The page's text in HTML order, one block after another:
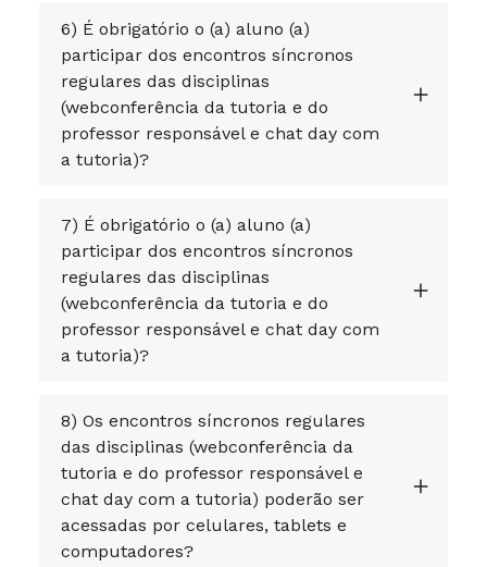
6) É obrigatório o (a) aluno (a)
participar dos encontros síncronos
regulares das disciplinas
(webconferência da tutoria e do
professor responsável e chat day com
a tutoria)?
7) É obrigatório o (a) aluno (a)
participar dos encontros síncronos
regulares das disciplinas
(webconferência da tutoria e do
professor responsável e chat day com
a tutoria)?
8) Os encontros síncronos regulares
das disciplinas (webconferência da
tutoria e do professor responsável e
chat day com a tutoria) poderão ser
acessadas por celulares, tablets e
computadores?